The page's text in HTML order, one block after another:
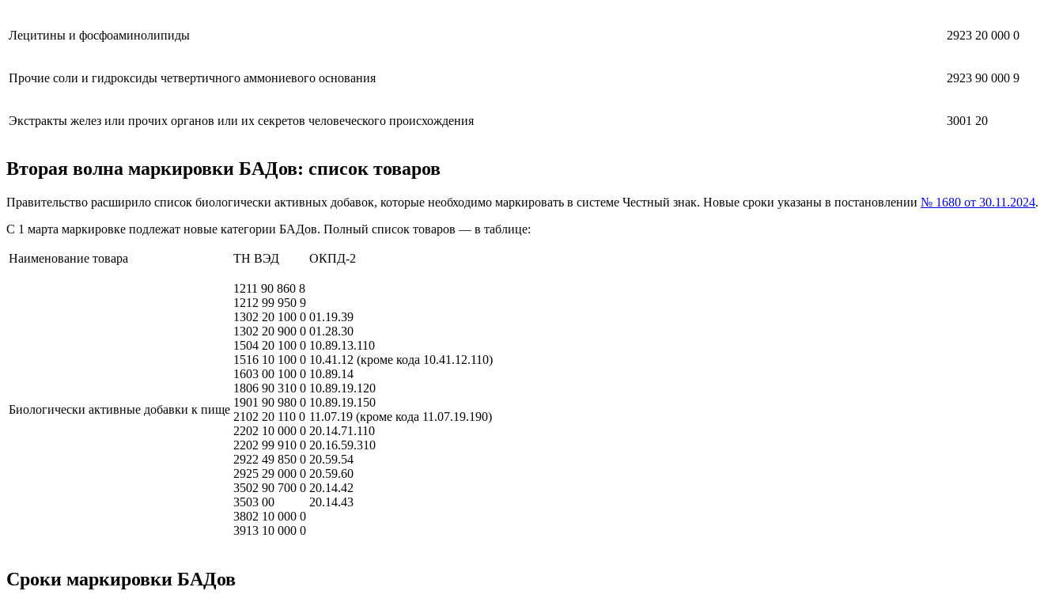
Лецитины и фосфоаминолипиды 2923 20 000 0
Прочие соли и гидроксиды четвертичного аммониевого основания 2923 90 000 9
Экстракты желез или прочих органов или их секретов человеческого происхождения 3001 20
Вторая волна маркировки БАДов: список товаров
Правительство расширило список биологически активных добавок, которые необходимо маркировать в системе Честный знак. Новые сроки указаны в постановлении № 1680 от 30.11.2024.
С 1 марта маркировке подлежат новые категории БАДов. Полный список товаров — в таблице:
Наименование товара ТН ВЭД ОКПД-2
Биологически активные добавки к пище
1211 90 860 8
1212 99 950 9
1302 20 100 0
1302 20 900 0
1504 20 100 0
1516 10 100 0
1603 00 100 0
1806 90 310 0
1901 90 980 0
2102 20 110 0
2202 10 000 0
2202 99 910 0
2922 49 850 0
2925 29 000 0
3502 90 700 0
3503 00
3802 10 000 0
3913 10 000 0
01.19.39
01.28.30
10.89.13.110
10.41.12 (кроме кода 10.41.12.110)
10.89.14
10.89.19.120
10.89.19.150
11.07.19 (кроме кода 11.07.19.190)
20.14.71.110
20.16.59.310
20.59.54
20.59.60
20.14.42
20.14.43
Сроки маркировки БАДов